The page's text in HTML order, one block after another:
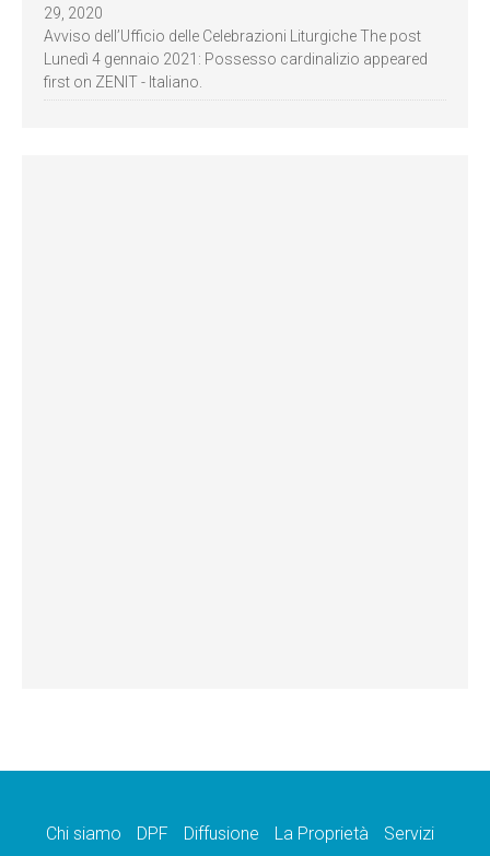
29, 2020
Avviso dell’Ufficio delle Celebrazioni Liturgiche The post
Lunedì 4 gennaio 2021: Possesso cardinalizio appeared
first on ZENIT - Italiano.
Chi siamo DPF Diffusione La Proprietà Servizi